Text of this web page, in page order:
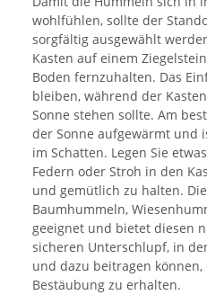
wohlfühlen, sollte der
sorgfältig ausgewählt
Kasten auf einem
Boden fernzuhalten. Das
bleiben, während der
Sonne stehen sollte. Am
der Sonne aufgewärmt und
im Schatten. Legen Sie
Federn oder Stroh in den
und gemütlich zu halten.
Baumhummeln,
geeignet und bietet diesen
sicheren Unterschlupf, in
und dazu beitragen
Bestäubung zu erhalten.